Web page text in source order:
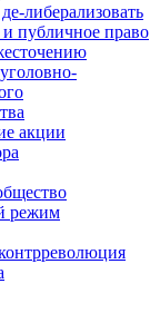
либерализовать
публичное право
акции
режим